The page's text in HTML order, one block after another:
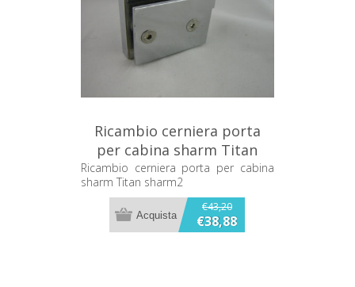
Ricambio cerniera porta
per cabina sharm Titan
sharm2
Ricambio cerniera porta per cabina
sharm Titan sharm2
€43,20
€38,88